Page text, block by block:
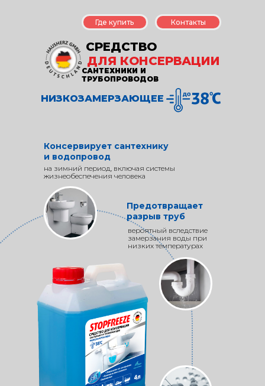
ДЛЯ КОНСЕРВАЦИИ
СРЕДСТВО
САНТЕХНИКИ И
ТРУБОПРОВОДОВ
НИЗКОЗАМЕРЗАЮЩЕЕ
Где купить Контакты
Консервирует сантехнику
и водопровод
на зимний период, включая системы
жизнеобеспечения человека
Предотвращает
разрыв труб
вероятный вследствие
замерзания воды при
низких температурах